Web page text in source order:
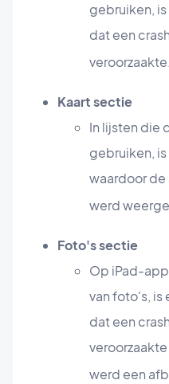
gebruiken,
dat een
veroorzaakte.
Kaart sectie
In lijsten die
gebruiken,
waardoor
werd
Foto's sectie
Op iPad-
van foto's,
dat een
werd een